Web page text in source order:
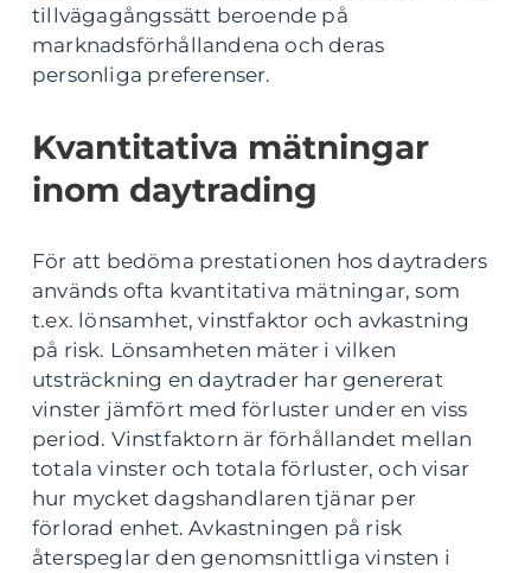
tillvägagångssätt beroende på
marknadsförhållandena och deras
personliga preferenser.
Kvantitativa mätningar
inom daytrading
För att bedöma prestationen hos daytraders
används ofta kvantitativa mätningar, som
t.ex. lönsamhet, vinstfaktor och avkastning
på risk. Lönsamheten mäter i vilken
utsträckning en daytrader har genererat
vinster jämfört med förluster under en viss
period. Vinstfaktorn är förhållandet mellan
totala vinster och totala förluster, och visar
hur mycket dagshandlaren tjänar per
förlorad enhet. Avkastningen på risk
återspeglar den genomsnittliga vinsten i